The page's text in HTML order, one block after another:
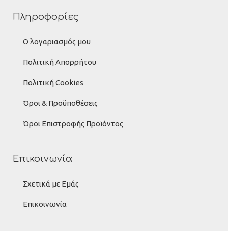
Πληροφορίες
Ο λογαριασμός μου
Πολιτική Απορρήτου
Πολιτική Cookies
Όροι & Προϋποθέσεις
Όροι Επιστροφής Προϊόντος
Επικοινωνία
Σχετικά με Εμάς
Επικοινωνία